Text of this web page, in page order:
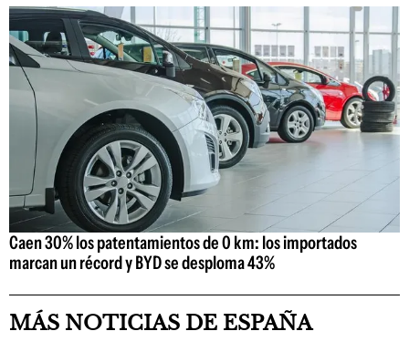
Caen 30% los patentamientos de 0 km: los importados
marcan un récord y BYD se desploma 43%
MÁS NOTICIAS DE ESPAÑA